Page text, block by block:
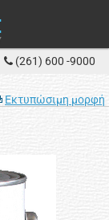
(261) 600 -9000
Εκτυπώσιμη μορφή